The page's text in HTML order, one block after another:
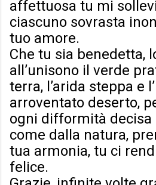
affettuosa tu mi
ciascuno sovrasta
tuo amore.
Che tu sia benedetta,
all’unisono il verde
terra, l’arida steppa e
arroventato deserto,
ogni difformità decisa
come dalla natura,
tua armonia, tu ci
felice.